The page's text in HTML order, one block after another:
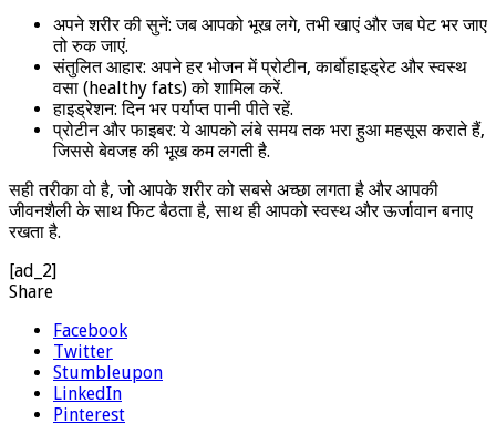
अपने शरीर की सुनें: जब आपको भूख लगे, तभी खाएं और जब पेट भर जाए
तो रुक जाएं.
संतुलित आहार: अपने हर भोजन में प्रोटीन, कार्बोहाइड्रेट और स्वस्थ
वसा (healthy fats) को शामिल करें.
हाइड्रेशन: दिन भर पर्याप्त पानी पीते रहें.
प्रोटीन और फाइबर: ये आपको लंबे समय तक भरा हुआ महसूस कराते हैं,
जिससे बेवजह की भूख कम लगती है.
सही तरीका वो है, जो आपके शरीर को सबसे अच्छा लगता है और आपकी
जीवनशैली के साथ फिट बैठता है, साथ ही आपको स्वस्थ और ऊर्जावान बनाए
रखता है.
[ad_2]
Share
Facebook
Twitter
Stumbleupon
LinkedIn
Pinterest